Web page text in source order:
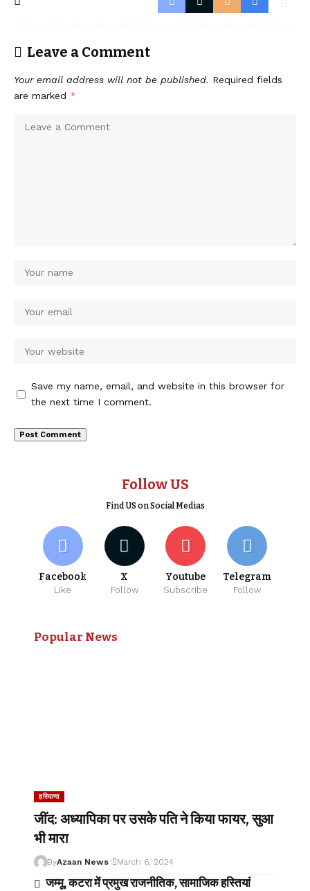
Leave a Comment
Your email address will not be published. Required fields
are marked *
Save my name, email, and website in this browser for
the next time I comment.
Follow US
Find US on Social Medias
Facebook
Like
X
Follow
Youtube
Subscribe
Telegram
Follow
Popular News
हरियाणा
जींद: अध्यापिका पर उसके पति ने किया फायर, सुआ
भी मारा
ByAzaan News March 6, 2024
जम्मू, कटरा में प्रमुख राजनीतिक, सामाजिक हस्तियां